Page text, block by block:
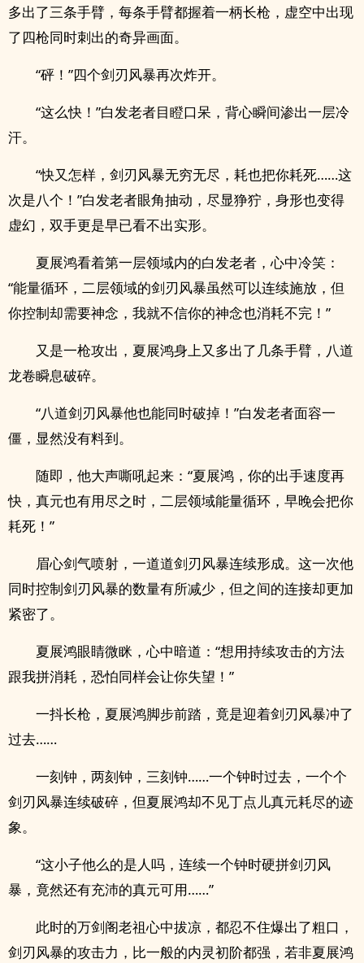
多出了三条手臂，每条手臂都握着一柄长枪，虚空中出现
了四枪同时刺出的奇异画面。
“砰！”四个剑刃风暴再次炸开。
“这么快！”白发老者目瞪口呆，背心瞬间渗出一层冷
汗。
“快又怎样，剑刃风暴无穷无尽，耗也把你耗死……这
次是八个！”白发老者眼角抽动，尽显狰狞，身形也变得
虚幻，双手更是早已看不出实形。
夏展鸿看着第一层领域内的白发老者，心中冷笑：
“能量循环，二层领域的剑刃风暴虽然可以连续施放，但
你控制却需要神念，我就不信你的神念也消耗不完！”
又是一枪攻出，夏展鸿身上又多出了几条手臂，八道
龙卷瞬息破碎。
“八道剑刃风暴他也能同时破掉！”白发老者面容一
僵，显然没有料到。
随即，他大声嘶吼起来：“夏展鸿，你的出手速度再
快，真元也有用尽之时，二层领域能量循环，早晚会把你
耗死！”
眉心剑气喷射，一道道剑刃风暴连续形成。这一次他
同时控制剑刃风暴的数量有所减少，但之间的连接却更加
紧密了。
夏展鸿眼睛微眯，心中暗道：“想用持续攻击的方法
跟我拼消耗，恐怕同样会让你失望！”
一抖长枪，夏展鸿脚步前踏，竟是迎着剑刃风暴冲了
过去……
一刻钟，两刻钟，三刻钟……一个钟时过去，一个个
剑刃风暴连续破碎，但夏展鸿却不见丁点儿真元耗尽的迹
象。
“这小子他么的是人吗，连续一个钟时硬拼剑刃风
暴，竟然还有充沛的真元可用……”
此时的万剑阁老祖心中拔凉，都忍不住爆出了粗口，
剑刃风暴的攻击力，比一般的内灵初阶都强，若非夏展鸿